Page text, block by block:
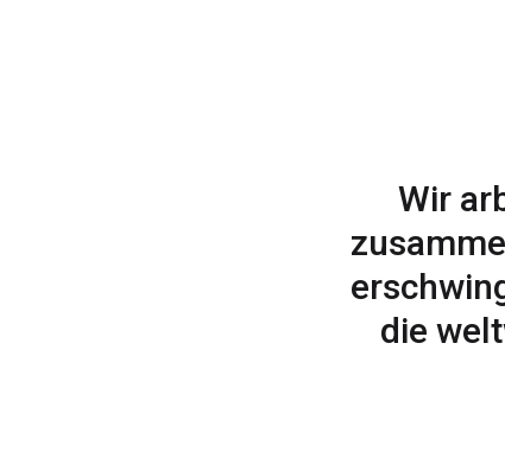
Wir
die